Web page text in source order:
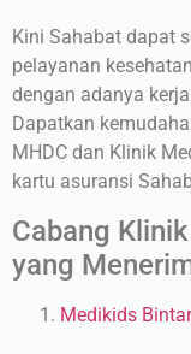
Kini Sahabat dapat
pelayanan
dengan adanya
Dapatkan
MHDC dan Klinik
kartu asuransi
Cabang
yang
Medikids